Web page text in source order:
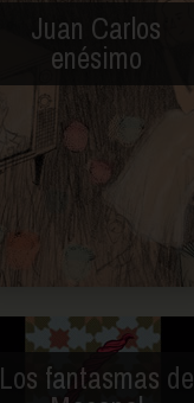
Juan Carlos
enésimo
Los fantasmas de